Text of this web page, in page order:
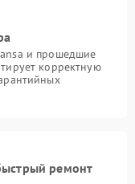
и прошедшие
корректную
ремонт